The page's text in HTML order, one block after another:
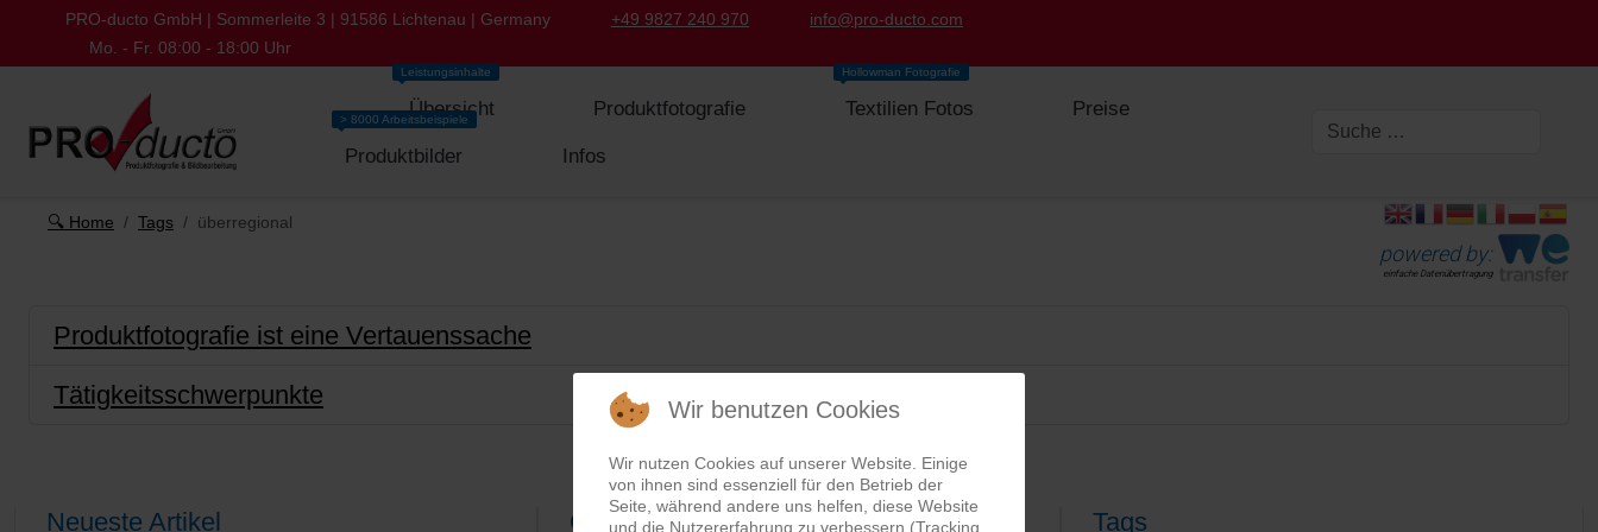
PRO-ducto GmbH | Sommerleite 3 | 91586 Lichtenau | Germany +49 9827 240 970
info@pro-ducto.com
Mo. - Fr. 08:00 - 18:00 Uhr
Übersicht
Leistungsinhalte
Produktfotografie Textilien Fotos
Hollowman Fotografie
Preise
Produktbilder
> 8000 Arbeitsbeispiele
Infos
🔍 Home Tags überregional
powered by:
einfache Datenübertragung
Produktfotografie ist eine Vertauenssache
Tätigkeitsschwerpunkte
Neueste Artikel Google Rezensionen Tags
Wir benutzen Cookies
Wir nutzen Cookies auf unserer Website. Einige
von ihnen sind essenziell für den Betrieb der
Seite, während andere uns helfen, diese Website
und die Nutzererfahrung zu verbessern (Tracking